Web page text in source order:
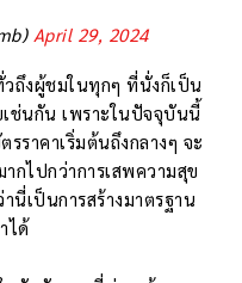
April 29, 2024
ถึงผู้ชมในทุกๆ ที่นั่งก็เป็น
ช่นกัน เพราะในปัจจุบันนี้
ราคาเริ่มต้นถึงกลางๆ จะ
กไปกว่าการเสพความสุข
นี่เป็นการสร้างมาตรฐาน
ได้